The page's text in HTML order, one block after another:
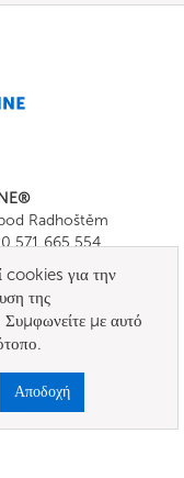
Radhoštěm
571 665 554
cookies για την
της
Συμφωνείτε με αυτό
Αποδοχή